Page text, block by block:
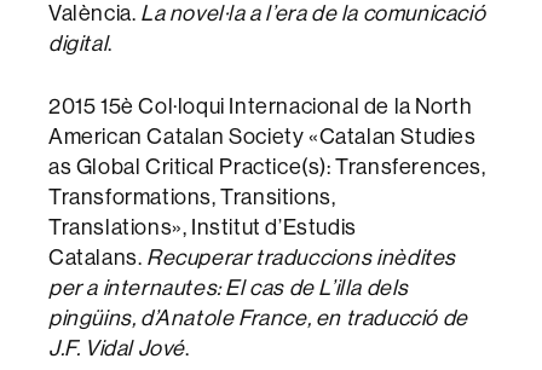
València. La novel·la a l’era de la comunicació
digital.
2015 15è Col·loqui Internacional de la North
American Catalan Society «Catalan Studies
as Global Critical Practice(s): Transferences,
Transformations, Transitions,
Translations», Institut d’Estudis
Catalans. Recuperar traduccions inèdites
per a internautes: El cas de L’illa dels
pingüins, d’Anatole France, en traducció de
J.F. Vidal Jové.